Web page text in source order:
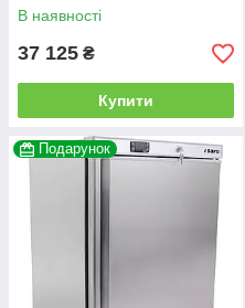
В наявності
37 125 ₴
Купити
Подарунок